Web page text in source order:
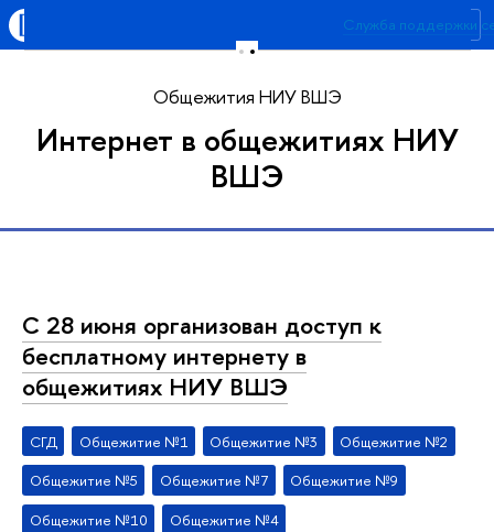
Меню
Общежития НИУ ВШЭ
Интернет в общежитиях НИУ
ВШЭ
Служба поддержки
С 28 июня организован доступ к
бесплатному интернету в
общежитиях НИУ ВШЭ
СГД Общежитие №1 Общежитие №3
Общежитие №2
Общежитие №5
Общежитие №7
Общежитие №9
Общежитие №10
Общежитие №4